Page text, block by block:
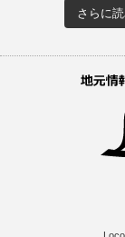
さらに